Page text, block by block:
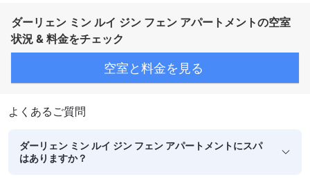
ダーリェン ミン ルイ ジン フェン アパートメントの空室
状況 & 料金をチェック
空室と料金を見る
よくあるご質問
ダーリェン ミン ルイ ジン フェン アパートメントにスパ
はありますか？